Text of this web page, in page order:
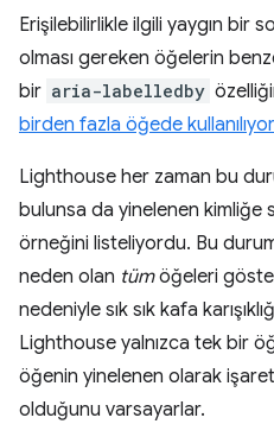
Erişilebilirlikle ilgili yaygın bir
olması gereken öğelerin
bir aria-labelledby
birden fazla öğede
Lighthouse her zaman bu
bulunsa da yinelenen kimliğe
örneğini listeliyordu. Bu
neden olan tümöğeleri
nedeniyle sık sık kafa
Lighthouse yalnızca tek bir
öğenin yinelenen olarak
olduğunu varsayarlar.